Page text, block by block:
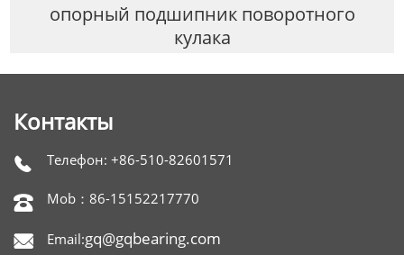
опорный подшипник поворотного
кулака
Контакты
 Телефон: +86-510-82601571
 Mob：86-15152217770
 Email:gq@gqbearing.com